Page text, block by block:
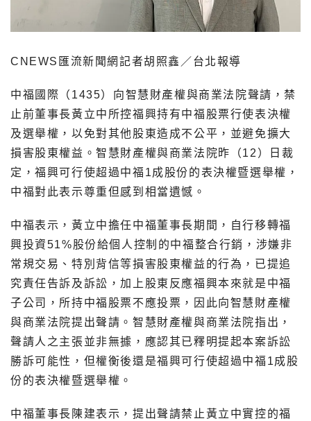
CNEWS匯流新聞網記者胡照鑫／台北報導
中福國際（1435）向智慧財產權與商業法院聲請，禁
止前董事長黃立中所控福興持有中福股票行使表決權
及選舉權，以免對其他股東造成不公平，並避免擴大
損害股東權益。智慧財產權與商業法院昨（12）日裁
定，福興可行使超過中福1成股份的表決權暨選舉權，
中福對此表示尊重但感到相當遺憾。
中福表示，黃立中擔任中福董事長期間，自行移轉福
興投資51%股份給個人控制的中福整合行銷，涉嫌非
常規交易、特別背信等損害股東權益的行為，已提追
究責任告訴及訴訟，加上股東反應福興本來就是中福
子公司，所持中福股票不應投票，因此向智慧財產權
與商業法院提出聲請。智慧財產權與商業法院指出，
聲請人之主張並非無據，應認其已釋明提起本案訴訟
勝訴可能性，但權衡後還是福興可行使超過中福1成股
份的表決權暨選舉權。
中福董事長陳建表示，提出聲請禁止黃立中實控的福